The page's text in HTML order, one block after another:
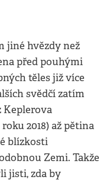
jiné hvězdy než
před pouhými
těles již více
svědčí zatím
Keplerova
2018) až pětina
blízkosti
Zemi. Takže
jisti, zda by